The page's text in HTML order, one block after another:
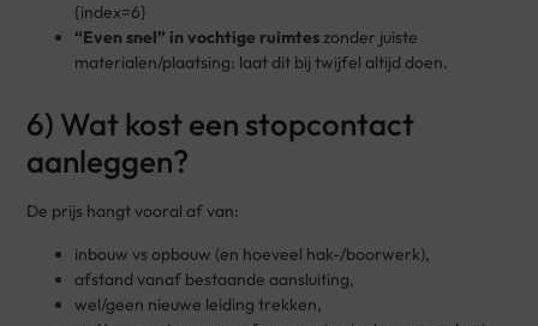
{index=6}
“Even snel” in vochtige ruimteszonder juiste
materialen/plaatsing: laat dit bij twijfel altijd doen.
6) Wat kost een stopcontact
aanleggen?
De prijs hangt vooral af van:
inbouw vs opbouw (en hoeveel hak-/boorwerk),
afstand vanaf bestaande aansluiting,
wel/geen nieuwe leiding trekken,